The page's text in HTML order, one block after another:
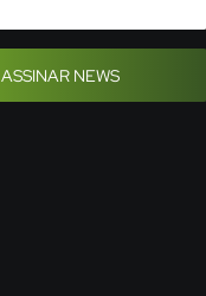
ASSINAR NEWS